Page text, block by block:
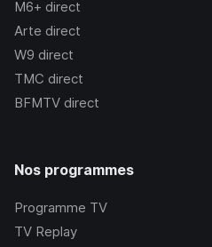
M6+ direct
Arte direct
W9 direct
TMC direct
BFMTV direct
Nos programmes
Programme TV
TV Replay